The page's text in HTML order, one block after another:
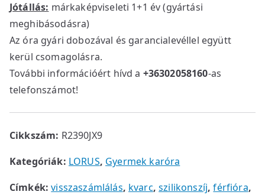
Jótállás: márkaképviseleti 1+1 év (gyártási
meghibásodásra)
Az óra gyári dobozával és garancialevéllel együtt
kerül csomagolásra.
További információért hívd a +36302058160-as
telefonszámot!
Cikkszám: R2390JX9
Kategóriák: LORUS, Gyermek karóra
Címkék:visszaszámlálás, kvarc,szilikonszíj,férfióra,